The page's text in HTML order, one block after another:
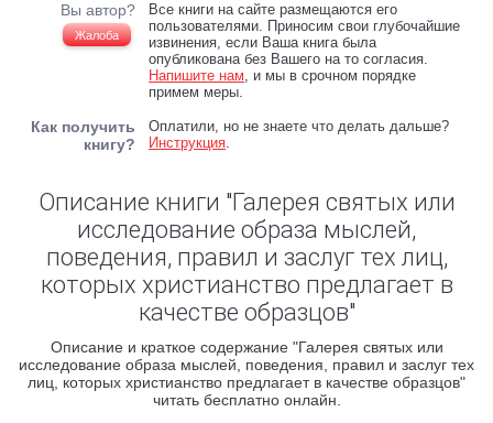
Вы автор?
Жалоба
Все книги на сайте размещаются его
пользователями. Приносим свои глубочайшие
извинения, если Ваша книга была
опубликована без Вашего на то согласия.
Напишите нам, и мы в срочном порядке
примем меры.
Как получить
книгу?
Оплатили, но не знаете что делать дальше?
Инструкция.
Описание книги "Галерея святых или
исследование образа мыслей,
поведения, правил и заслуг тех лиц,
которых христианство предлагает в
качестве образцов"
Описание и краткое содержание "Галерея святых или
исследование образа мыслей, поведения, правил и заслуг тех
лиц, которых христианство предлагает в качестве образцов"
читать бесплатно онлайн.